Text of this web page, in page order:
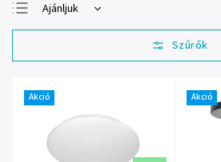
Ajánljuk
Legolcsóbb elöl
Legdrágább
termékek
ABC szerint
Akció Akció